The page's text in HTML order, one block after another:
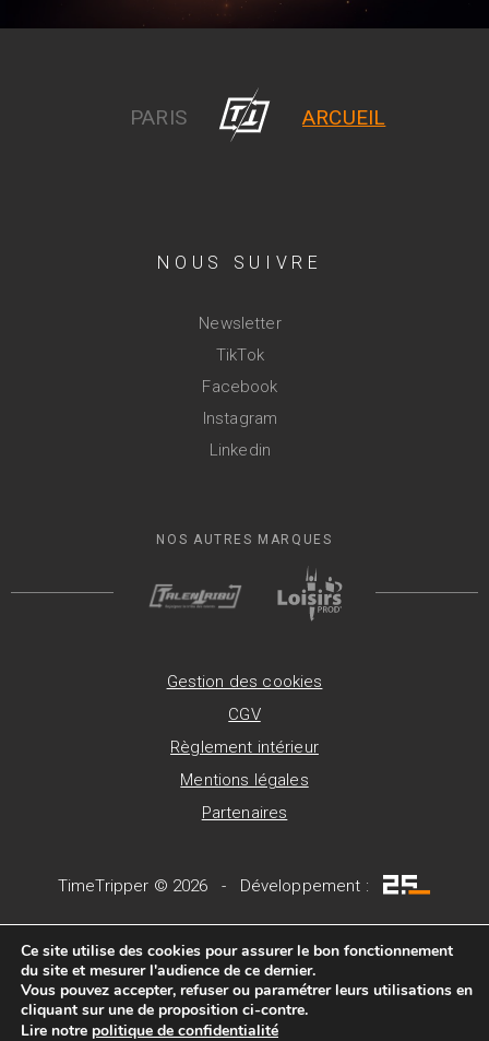
PARIS ARCUEIL
NOUS SUIVRE
Newsletter
TikTok
Facebook
Instagram
Linkedin
NOS AUTRES MARQUES
Gestion des cookies
CGV
Règlement intérieur
Mentions légales
Partenaires
TimeTripper © 2026 - Développement :
Ce site utilise des cookies pour assurer le bon fonctionnement
du site et mesurer l'audience de ce dernier.
Vous pouvez accepter, refuser ou paramétrer leurs utilisations en
cliquant sur une de proposition ci-contre.
Lire notre politique de confidentialité